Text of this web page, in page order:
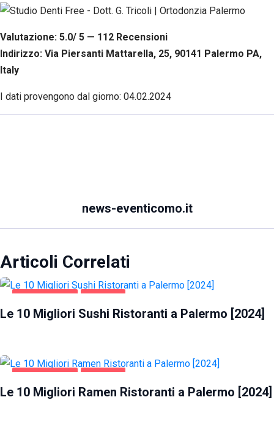
Valutazione: 5.0/ 5 — 112 Recensioni
Indirizzo: Via Piersanti Mattarella, 25, 90141 Palermo PA,
Italy
I dati provengono dal giorno: 04.02.2024
news-eventicomo.it
Articoli Correlati
Le 10 Migliori Sushi Ristoranti a Palermo [2024]
Le 10 Migliori Ramen Ristoranti a Palermo [2024]